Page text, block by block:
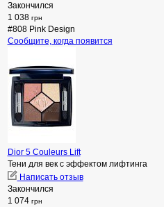
Закончился
1 038 грн
#808 Pink Design
Сообщите, когда появится
Dior 5 Couleurs Lift
Тени для век с эффектом лифтинга
Написать отзыв
Закончился
1 074 грн